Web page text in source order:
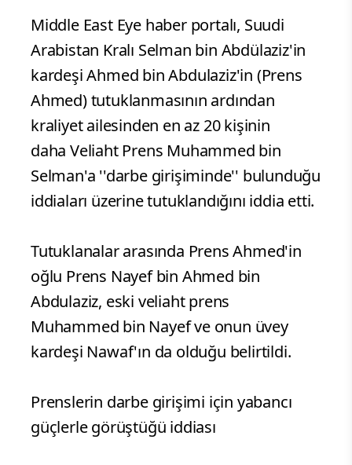
Middle East Eye haber portalı, Suudi
Arabistan Kralı Selman bin Abdülaziz'in
kardeşi Ahmed bin Abdulaziz'in (Prens
Ahmed) tutuklanmasının ardından
kraliyet ailesinden en az 20 kişinin
daha Veliaht Prens Muhammed bin
Selman'a ''darbe girişiminde'' bulunduğu
iddiaları üzerine tutuklandığını iddia etti.
Tutuklanalar arasında Prens Ahmed'in
oğlu Prens Nayef bin Ahmed bin
Abdulaziz, eski veliaht prens
Muhammed bin Nayef ve onun üvey
kardeşi Nawaf'ın da olduğu belirtildi.
Prenslerin darbe girişimi için yabancı
güçlerle görüştüğü iddiası